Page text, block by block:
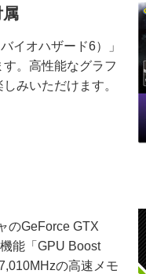
属
イオハザード6）」
。高性能なグラフ
みいただけます。
のGeForce GTX
能「GPU Boost
の高速メモ